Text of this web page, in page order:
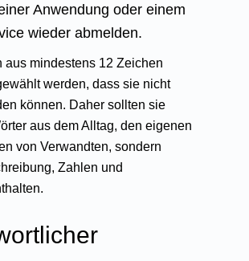
Anwendung oder einem
wieder abmelden.
aus mindestens 12 Zeichen
werden, dass sie nicht
können. Daher sollten sie
aus dem Alltag, den eigenen
von Verwandten, sondern
Zahlen und